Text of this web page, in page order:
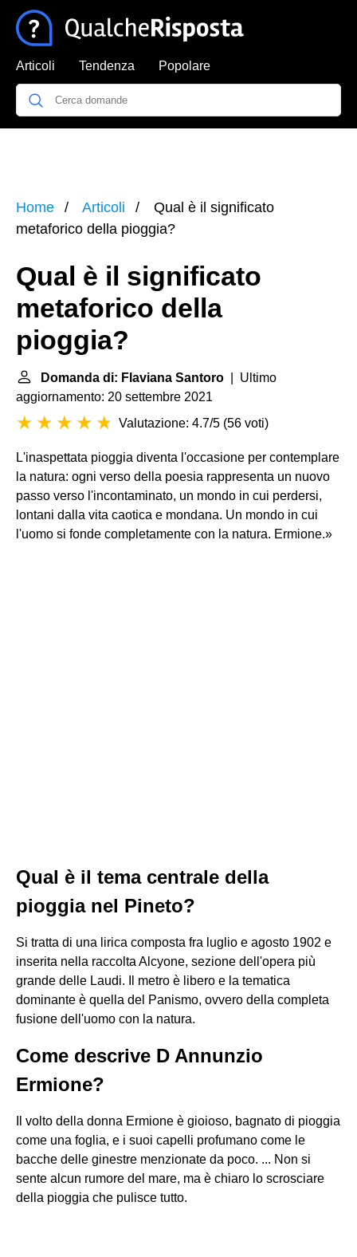
Articoli Tendenza Popolare
Home Articoli
Qual è il significato
metaforico della pioggia?
Qual è il significato
metaforico della
pioggia?
Domanda di: Flaviana Santoro | Ultimo
aggiornamento: 20 settembre 2021
Valutazione: 4.7/5 (56 voti)
L'inaspettata pioggia diventa l'occasione per contemplare
la natura: ogni verso della poesia rappresenta un nuovo
passo verso l'incontaminato, un mondo in cui perdersi,
lontani dalla vita caotica e mondana. Un mondo in cui
l'uomo si fonde completamente con la natura. Ermione.»
Qual è il tema centrale della
pioggia nel Pineto?
Si tratta di una lirica composta fra luglio e agosto 1902 e
inserita nella raccolta Alcyone, sezione dell'opera più
grande delle Laudi. Il metro è libero e la tematica
dominante è quella del Panismo, ovvero della completa
fusione dell'uomo con la natura.
Come descrive D Annunzio
Ermione?
Il volto della donna Ermione è gioioso, bagnato di pioggia
come una foglia, e i suoi capelli profumano come le
bacche delle ginestre menzionate da poco. ... Non si
sente alcun rumore del mare, ma è chiaro lo scrosciare
della pioggia che pulisce tutto.